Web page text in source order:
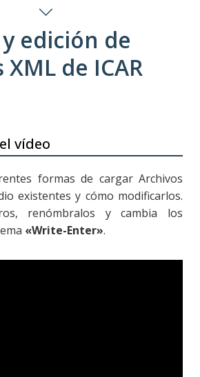
edición de
de ICAR
vídeo
formas de cargar Archivos
existentes y cómo modificarlos.
renómbralos y cambia los
«Write-Enter».